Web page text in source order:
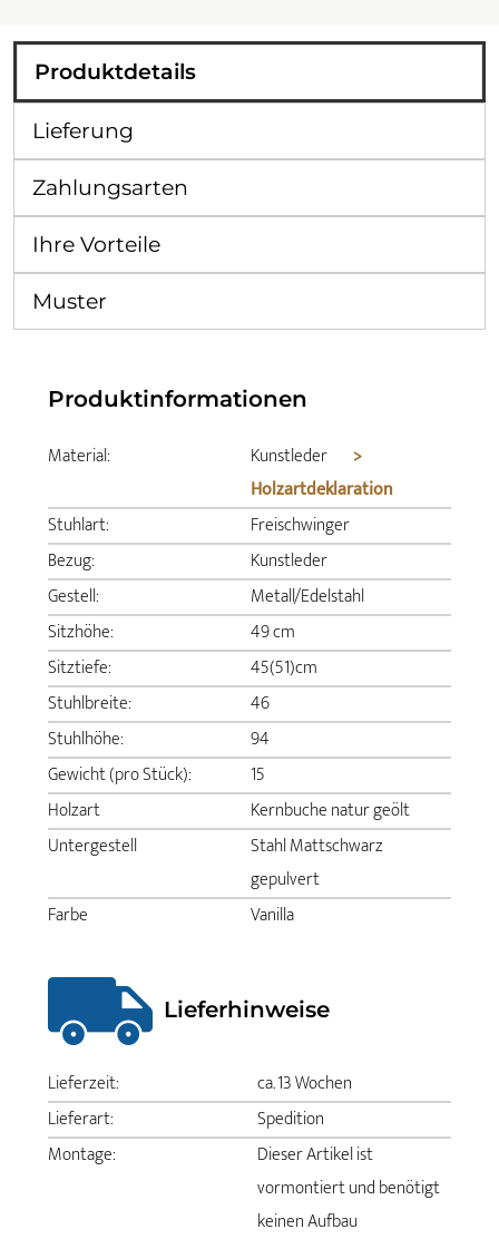
Produktdetails
Lieferung
Zahlungsarten
Ihre Vorteile
Muster
Produktinformationen
Material: Kunstleder
>
Holzartdeklaration
Stuhlart:
Freischwinger
Bezug:
Kunstleder
Gestell:
Metall/Edelstahl
Sitzhöhe:
49 cm
Sitztiefe:
45(51)cm
Stuhlbreite:
46
Stuhlhöhe:
94
Gewicht (pro Stück):
15
Holzart
Kernbuche natur geölt
Untergestell
Stahl Mattschwarz
gepulvert
Farbe
Vanilla
Lieferhinweise
Lieferzeit:
ca. 13 Wochen
Lieferart:
Spedition
Montage:
Dieser Artikel ist
vormontiert und benötigt
keinen Aufbau